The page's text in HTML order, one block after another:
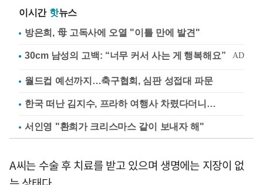
이시간 핫뉴스
방은희, 母 고독사에 오열 "이틀 만에 발견"
월드컵 예선까지…축구협회, 심판 성접대 파문
한국 떠난 김지수, 프라하 여행사 차렸다더니…
서인영 "환희가 크리스마스 같이 보내자 해"
A씨는 수술 후 치료를 받고 있으며 생명에는 지장이 없